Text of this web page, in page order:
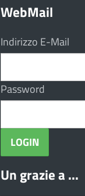
WebMail
Indirizzo E-Mail
Password
Un grazie a ...